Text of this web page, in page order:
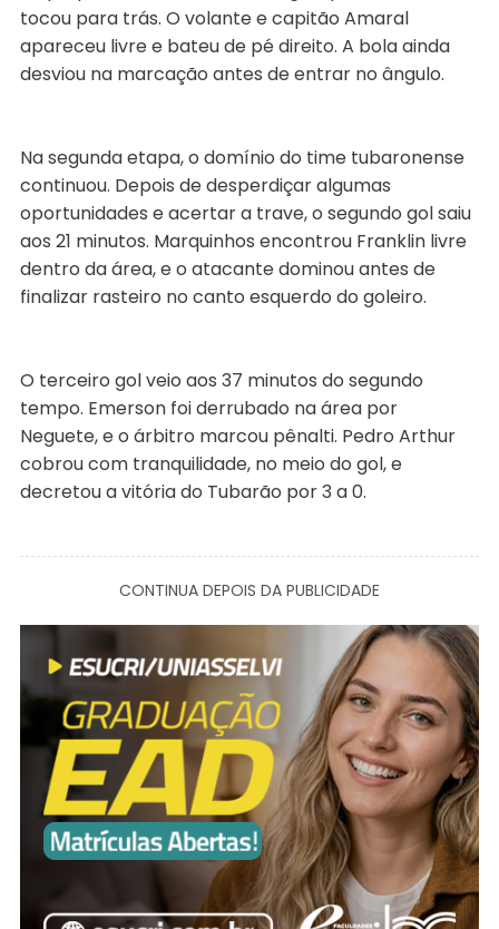
tocou para trás. O volante e capitão Amaral
apareceu livre e bateu de pé direito. A bola ainda
desviou na marcação antes de entrar no ângulo.
Na segunda etapa, o domínio do time tubaronense
continuou. Depois de desperdiçar algumas
oportunidades e acertar a trave, o segundo gol saiu
aos 21 minutos. Marquinhos encontrou Franklin livre
dentro da área, e o atacante dominou antes de
finalizar rasteiro no canto esquerdo do goleiro.
O terceiro gol veio aos 37 minutos do segundo
tempo. Emerson foi derrubado na área por
Neguete, e o árbitro marcou pênalti. Pedro Arthur
cobrou com tranquilidade, no meio do gol, e
decretou a vitória do Tubarão por 3 a 0.
CONTINUA DEPOIS DA PUBLICIDADE